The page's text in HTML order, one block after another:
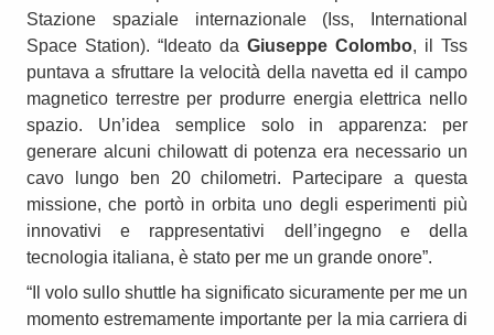
Stazione spaziale internazionale (Iss, International
Space Station). “Ideato da Giuseppe Colombo, il Tss
puntava a sfruttare la velocità della navetta ed il campo
magnetico terrestre per produrre energia elettrica nello
spazio. Un’idea semplice solo in apparenza: per
generare alcuni chilowatt di potenza era necessario un
cavo lungo ben 20 chilometri. Partecipare a questa
missione, che portò in orbita uno degli esperimenti più
innovativi e rappresentativi dell’ingegno e della
tecnologia italiana, è stato per me un grande onore”.
“Il volo sullo shuttle ha significato sicuramente per me un
momento estremamente importante per la mia carriera di